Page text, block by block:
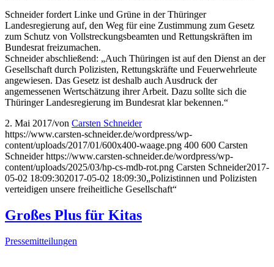
Schneider fordert Linke und Grüne in der Thüringer
Landesregierung auf, den Weg für eine Zustimmung zum Gesetz
zum Schutz von Vollstreckungsbeamten und Rettungskräften im
Bundesrat freizumachen.
Schneider abschließend: „Auch Thüringen ist auf den Dienst an der
Gesellschaft durch Polizisten, Rettungskräfte und Feuerwehrleute
angewiesen. Das Gesetz ist deshalb auch Ausdruck der
angemessenen Wertschätzung ihrer Arbeit. Dazu sollte sich die
Thüringer Landesregierung im Bundesrat klar bekennen.“
2. Mai 2017/von Carsten Schneider
https://www.carsten-schneider.de/wordpress/wp-
content/uploads/2017/01/600x400-waage.png 400 600 Carsten
Schneider https://www.carsten-schneider.de/wordpress/wp-
content/uploads/2025/03/hp-cs-mdb-rot.png Carsten Schneider2017-
05-02 18:09:302017-05-02 18:09:30„Polizistinnen und Polizisten
verteidigen unsere freiheitliche Gesellschaft“
Großes Plus für Kitas
Pressemitteilungen